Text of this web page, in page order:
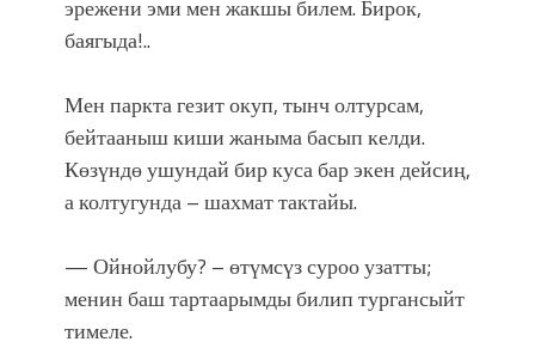
эрежени эми мен жакшы билем. Бирок,
баягыда!..
Мен паркта гезит окуп, тынч олтурсам,
бейтааныш киши жаныма басып келди.
Көзүндө ушундай бир куса бар экен дейсиң,
а колтугунда – шахмат тактайы.
— Ойнойлубу? – өтүмсүз суроо узатты;
менин баш тартаарымды билип тургансыйт
тимеле.